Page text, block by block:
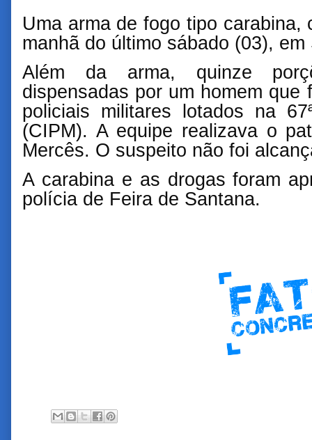
Uma arma de fogo tipo carabina,
manhã do último sábado (03),
Além da arma, quinze
dispensadas por um homem que
policiais militares lotados na
(CIPM). A equipe realizava o
Mercês. O suspeito não foi
A carabina e as drogas foram
polícia de Feira de Santana.